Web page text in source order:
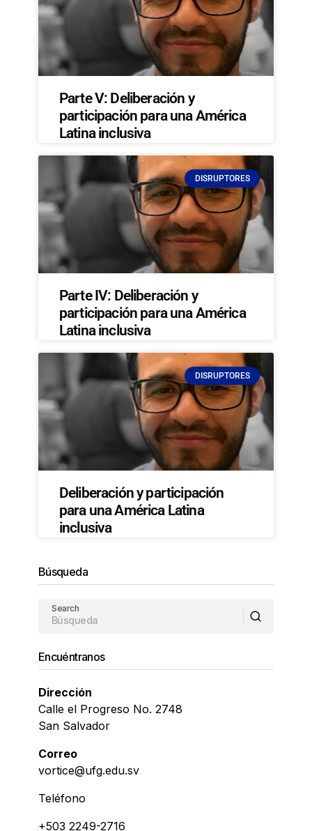
Parte V: Deliberación y
participación para una América
Latina inclusiva
DISRUPTORES
Parte IV: Deliberación y
participación para una América
Latina inclusiva
DISRUPTORES
Deliberación y participación
para una América Latina
inclusiva
Búsqueda
Search
Encuéntranos
Dirección
Calle el Progreso No. 2748
San Salvador
Correo
vortice@ufg.edu.sv
Teléfono
+503 2249-2716